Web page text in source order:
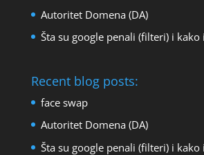
Autoritet Domena (DA)
Šta su google penali (filteri) i
Recent blog posts:
face swap
Autoritet Domena (DA)
Šta su google penali (filteri) i